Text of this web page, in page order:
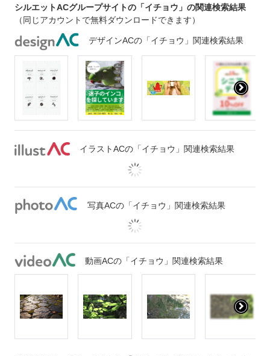
シルエットACグループサイトの「イチョウ」の関連検索結果
（同じアカウントで無料ダウンロードできます）
デザインACの「イチョウ」関連検索結果
イラストACの「イチョウ」関連検索結果
写真ACの「イチョウ」関連検索結果
動画ACの「イチョウ」関連検索結果